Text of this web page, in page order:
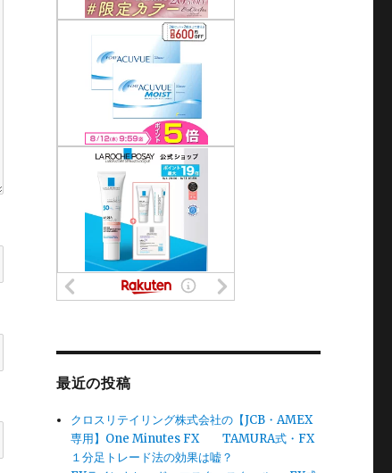
最近の投稿
クロスリテイリング株式会社の【JCB・AMEX
専用】One Minutes FX TAMURA式・FX
１分足トレード法の効果は嘘？